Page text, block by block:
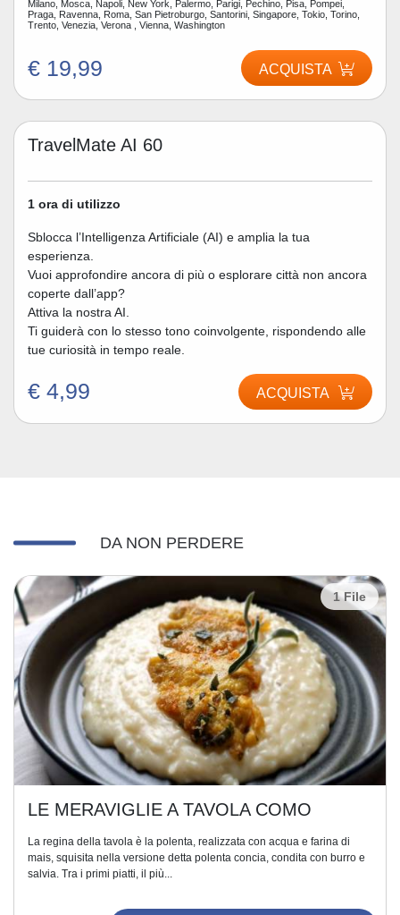
Milano, Mosca, Napoli, New York, Palermo, Parigi, Pechino, Pisa, Pompei,
Praga, Ravenna, Roma, San Pietroburgo, Santorini, Singapore, Tokio, Torino,
Trento, Venezia, Verona , Vienna, Washington
€ 19,99 ACQUISTA
TravelMate AI 60
1 ora di utilizzo
Sblocca l’Intelligenza Artificiale (AI) e amplia la tua
esperienza.
Vuoi approfondire ancora di più o esplorare città non ancora
coperte dall’app?
Attiva la nostra AI.
Ti guiderà con lo stesso tono coinvolgente, rispondendo alle
tue curiosità in tempo reale.
€ 4,99 ACQUISTA
DA NON PERDERE
1 File
LE MERAVIGLIE A TAVOLA COMO
La regina della tavola è la polenta, realizzata con acqua e farina di
mais, squisita nella versione detta polenta concia, condita con burro e
salvia. Tra i primi piatti, il più...